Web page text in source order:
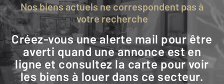
Nos biens actuels ne correspondent pas à
votre recherche
Créez-vous une alerte mail pour être
averti quand une annonce est en
ligne et consultez la carte pour voir
les biens à louer dans ce secteur.